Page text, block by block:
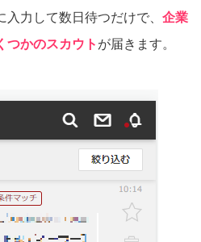
力して数日待つだけで、 企業
つかのスカウト が届きます。